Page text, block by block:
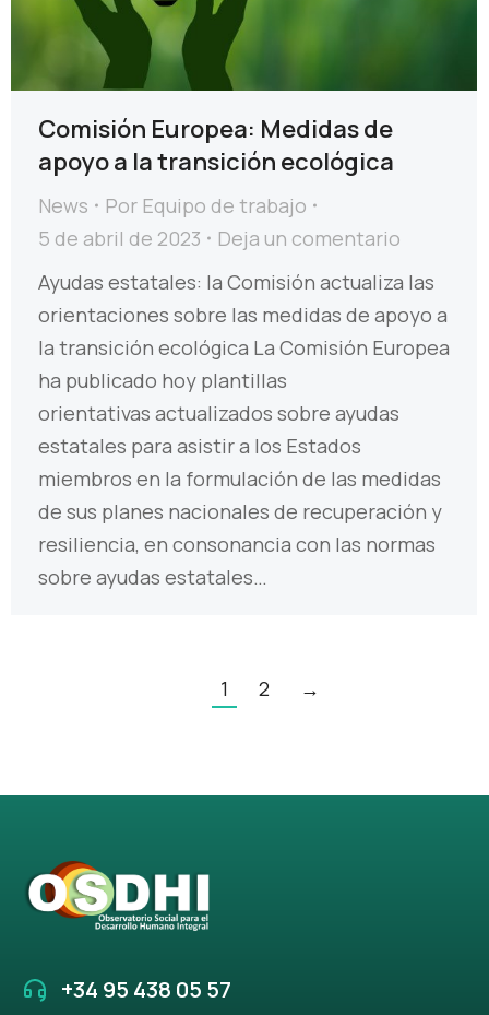
Comisión Europea: Medidas de
apoyo a la transición ecológica
News Por Equipo de trabajo
5 de abril de 2023
Deja un comentario
Ayudas estatales: la Comisión actualiza las
orientaciones sobre las medidas de apoyo a
la transición ecológica La Comisión Europea
ha publicado hoy plantillas
orientativas actualizados sobre ayudas
estatales para asistir a los Estados
miembros en la formulación de las medidas
de sus planes nacionales de recuperación y
resiliencia, en consonancia con las normas
sobre ayudas estatales…
1 2 →
+34 95 438 05 57